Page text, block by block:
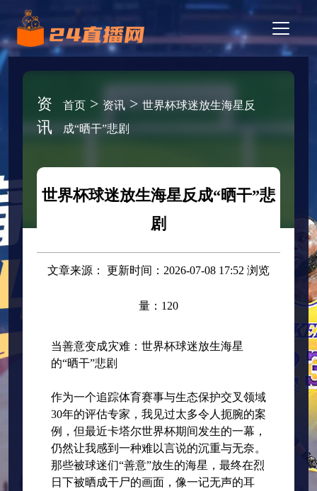
资
讯
首页> 资讯> 世界杯球迷放生海星反
成“晒干”悲剧
世界杯球迷放生海星反成“晒干”悲
剧
文章来源： 更新时间：2026-07-08 17:52 浏览
量：120
当善意变成灾难：世界杯球迷放生海星
的“晒干”悲剧
作为一个追踪体育赛事与生态保护交叉领域
30年的评估专家，我见过太多令人扼腕的案
例，但最近卡塔尔世界杯期间发生的一幕，
仍然让我感到一种难以言说的沉重与无奈。
那些被球迷们“善意”放生的海星，最终在烈
日下被晒成干尸的画面，像一记无声的耳